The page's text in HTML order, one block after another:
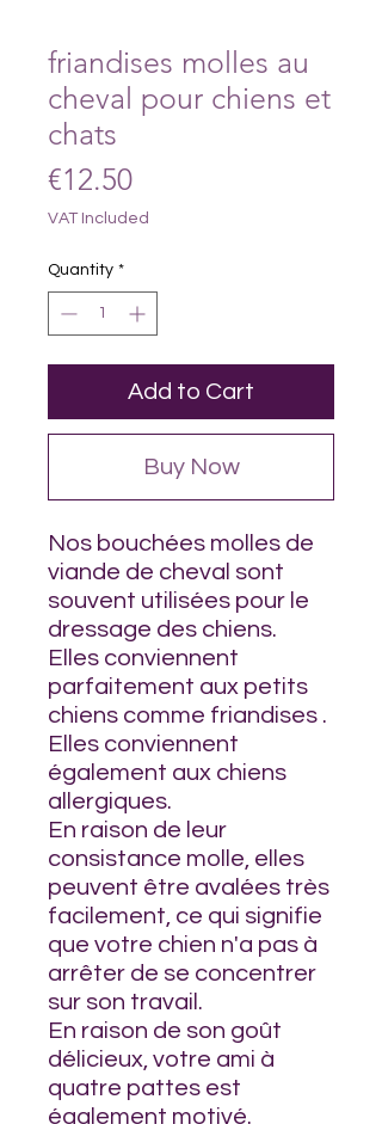
friandises molles au
cheval pour chiens et
chats
€12.50Price
VAT Included
Quantity *
Add to Cart
Buy Now
Nos bouchées molles de
viande de cheval sont
souvent utilisées pour le
dressage des chiens.
Elles conviennent
parfaitement aux petits
chiens comme friandises .
Elles conviennent
également aux chiens
allergiques.
En raison de leur
consistance molle, elles
peuvent être avalées très
facilement, ce qui signifie
que votre chien n'a pas à
arrêter de se concentrer
sur son travail.
En raison de son goût
délicieux, votre ami à
quatre pattes est
également motivé.